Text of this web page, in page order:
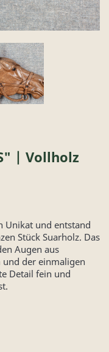
| Vollholz
Unikat und entstand
Stück Suarholz. Das
Augen aus
und der einmaligen
Detail fein und